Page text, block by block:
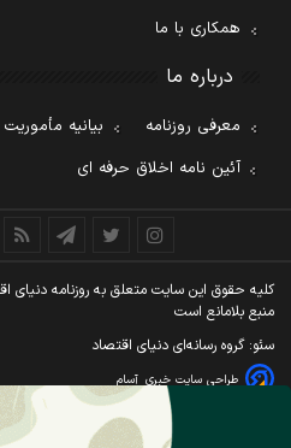
همکاری با ما
درباره ما
معرفی روزنامه
بیانیه مأموریت
آئین نامه اخلاق حرفه ای
کليه حقوق اين سايت متعلق به روزنامه دنيای
منبع بلامانع است
سئو: گروه رسانه‌ای دنیای اقتصاد
طراحی سایت خبری آسام